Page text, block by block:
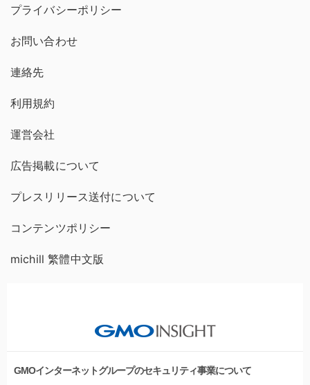
プライバシーポリシー
お問い合わせ
連絡先
利用規約
運営会社
広告掲載について
プレスリリース送付について
コンテンツポリシー
michill 繁體中文版
GMOインターネットグループのセキュリティ事業について